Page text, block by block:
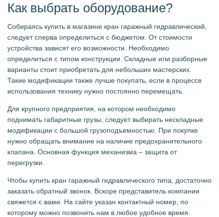
Как выбрать оборудование?
Собираясь купить в магазине кран гаражный гидравлический,
следует сперва определиться с бюджетом. От стоимости
устройства зависят его возможности. Необходимо
определиться с типом конструкции. Складные или разборные
варианты стоит приобретать для небольших мастерских.
Такие модификации также лучше покупать, если в процессе
использования технику нужно постоянно перемещать.
Для крупного предприятия, на котором необходимо
поднимать габаритные грузы, следует выбирать нескладные
модификации с большой грузоподъемностью. При покупке
нужно обращать внимание на наличие предохранительного
клапана. Основная функция механизма – защита от
перегрузки.
Чтобы купить кран гаражный гидравлического типа, достаточно
заказать обратный звонок. Вскоре представитель компании
свяжется с вами. На сайте указан контактный номер, по
которому можно позвонить нам в любое удобное время.